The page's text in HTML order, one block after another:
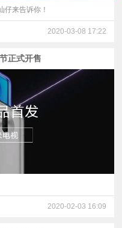
仔来告诉你！
2020-03-08 17:22
正式开售
2020-02-03 16:09